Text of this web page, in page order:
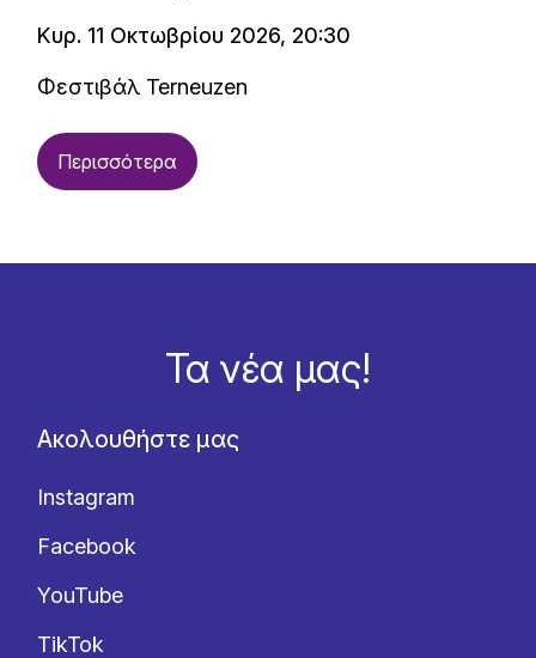
Κυρ. 11 Οκτωβρίου 2026, 20:30
Φεστιβάλ Terneuzen
Περισσότερα
Τα νέα μας!
Ακολουθήστε μας
Instagram
Facebook
YouTube
TikTok